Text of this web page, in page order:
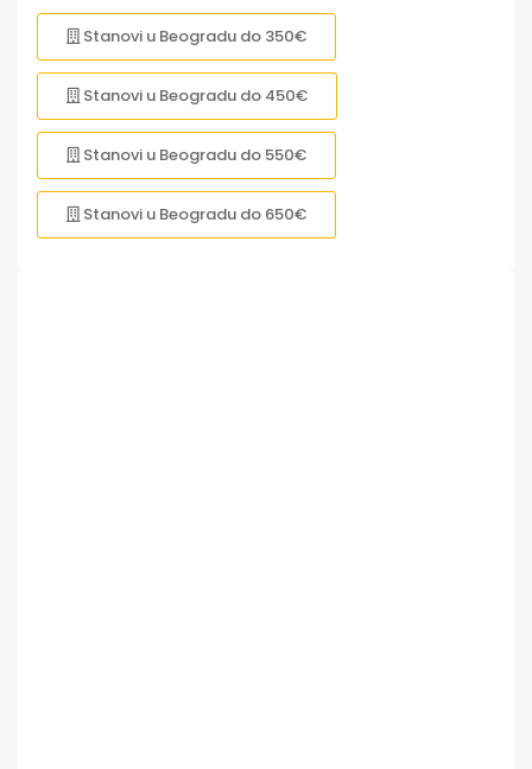
Stanovi u Beogradu do 350€
Stanovi u Beogradu do 450€
Stanovi u Beogradu do 550€
Stanovi u Beogradu do 650€